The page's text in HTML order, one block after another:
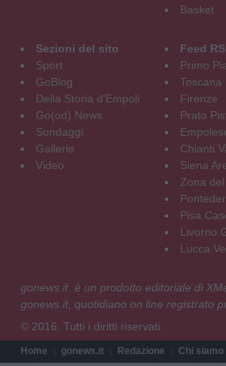
Basket
Sezioni del sito
Sport
GoBlog
Della Storia d'Empoli
Go(od) News
Sondaggi
Gallerie
Video
Feed
Primo
Toscana
Firenze
Prato
Chianti
Siena
Zona
Pisa
Livorno
Lucca
gonews.it è un prodotto editoriale di
gonews.it, quotidiano on line registrato
© 2016. Tutti i diritti riservati.
Home gonews.it Redazione Chi siamo